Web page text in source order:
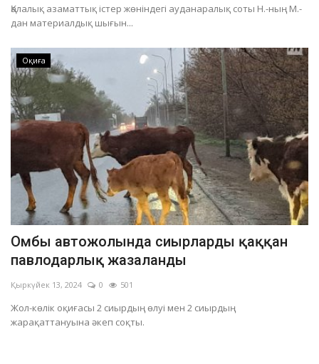
Қалалық азаматтық істер жөніндегі ауданаралық соты Н.-ның М.-
дан материалдық шығын...
Оқиға
Омбы автожолында сиырларды қаққан
павлодарлық жазаланды
Қыркүйек 13, 2024 0 501
Жол-көлік оқиғасы 2 сиырдың өлуі мен 2 сиырдың
жарақаттануына әкеп соқты.